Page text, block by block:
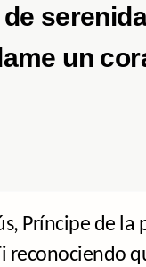
un
Príncipe de la
reconociendo